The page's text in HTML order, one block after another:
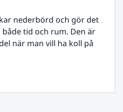
nederbörd och gör det
tid och rum. Den är
när man vill ha koll på